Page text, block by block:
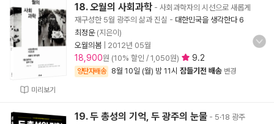
미리보기
18. 오월의 사회과학 - 사회과학자의 시선으로 새롭게
재구성한 5월 광주의 삶과 진실 - 대한민국을 생각한다 6
최정운(지은이)
오월의봄
2012년 05월
18,900원 (10% 할인 / 1,050원) 9.2
양탄자배송 8월 10일 (월) 밤 11시 잠들기전 배송 변경
19. 두 총성의 기억, 두 광주의 눈물 - 5·18 광주